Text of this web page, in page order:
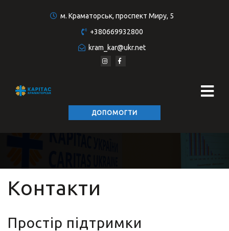
м. Краматорськ, проспект Миру, 5
+380669932800
kram_kar@ukr.net
ДОПОМОГТИ
Контакти
Простір підтримки